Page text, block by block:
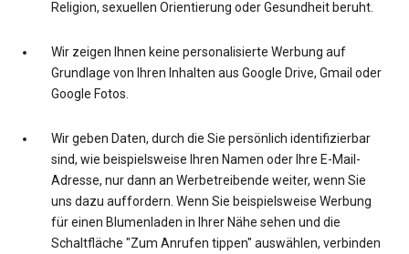
Religion, sexuellen Orientierung oder Gesundheit beruht.
Wir zeigen Ihnen keine personalisierte Werbung auf
Grundlage von Ihren Inhalten aus Google Drive, Gmail oder
Google Fotos.
Wir geben Daten, durch die Sie persönlich identifizierbar
sind, wie beispielsweise Ihren Namen oder Ihre E-Mail-
Adresse, nur dann an Werbetreibende weiter, wenn Sie
uns dazu auffordern. Wenn Sie beispielsweise Werbung
für einen Blumenladen in Ihrer Nähe sehen und die
Schaltfläche "Zum Anrufen tippen" auswählen, verbinden